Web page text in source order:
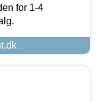
for 1-4